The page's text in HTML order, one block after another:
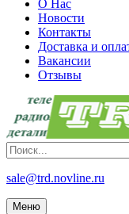
О Нас
Новости
Контакты
Доставка и
Вакансии
Отзывы
sale@trd.novline.ru
Меню